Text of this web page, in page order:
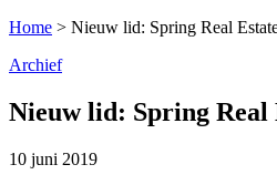
Home > Nieuw lid: Spring Real
Archief
Nieuw lid: Spring Real
10 juni 2019